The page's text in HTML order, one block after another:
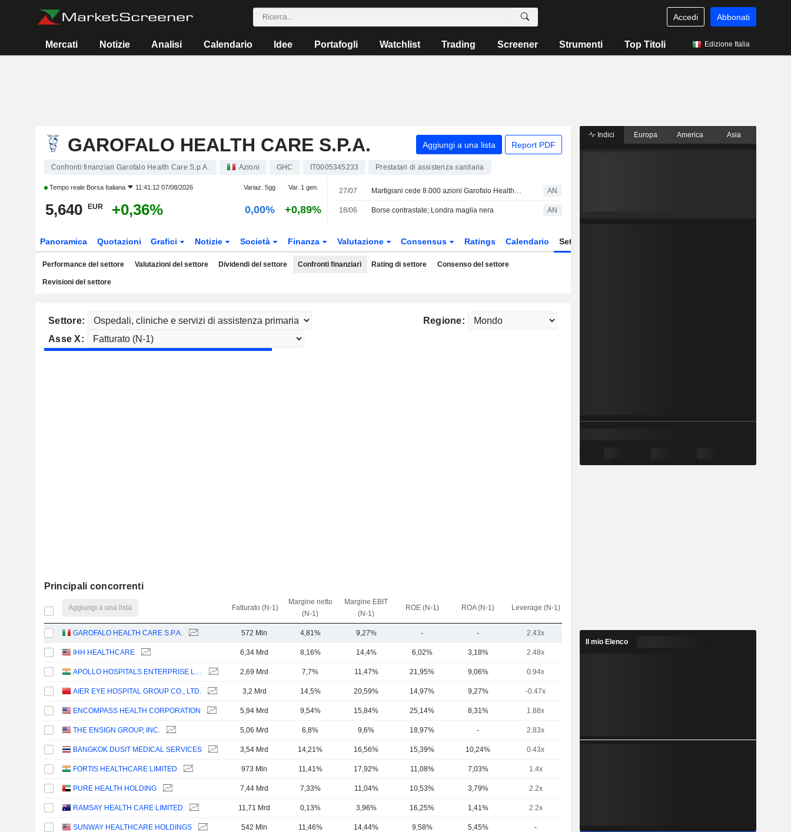
Accedi Abbonati
Mercati Notizie Analisi Calendario Idee Portafogli Watchlist Trading Screener Strumenti Top Titoli Edizione Italia
GAROFALO HEALTH CARE S.P.A. Aggiungi a una lista Report PDF
Confronti finanziari Garofalo Health Care S.p.A. Azioni GHC IT0005345233 Prestatari di assistenza sanitaria
Tempo reale Borsa Italiana 11:41:12 07/08/2026 Variaz. 5gg Var. 1 gen.
5,640 EUR +0,36% 0,00% +0,89%
27/07 Martigiani cede 8.000 azioni Garofalo Health Care AN
18/06 Borse contrastate; Londra maglia nera AN
Panoramica Quotazioni Grafici Notizie Società Finanza Valutazione Consensus Ratings Calendario Settore
Performance del settore Valutazioni del settore Dividendi del settore Confronti finanziari Rating di settore Consenso del settore
Revisioni del settore
Settore:
Regione:
Asse X:
Principali concorrenti
Aggiungi a una lista Fatturato (N-1)
Margine netto
(N-1)
Margine EBIT
(N-1)
ROE (N-1) ROA (N-1) Leverage (N-1)
GAROFALO HEALTH CARE S.P.A. 572 Mln 4,81% 9,27% - - 2.43x
IHH HEALTHCARE 6,34 Mrd 8,16% 14,4% 6,02% 3,18% 2.48x
APOLLO HOSPITALS ENTERPRISE LIMITED 2,69 Mrd 7,7% 11,47% 21,95% 9,06% 0.94x
AIER EYE HOSPITAL GROUP CO., LTD. 3,2 Mrd 14,5% 20,59% 14,97% 9,27% -0.47x
ENCOMPASS HEALTH CORPORATION 5,94 Mrd 9,54% 15,84% 25,14% 8,31% 1.88x
THE ENSIGN GROUP, INC. 5,06 Mrd 6,8% 9,6% 18,97% - 2.83x
BANGKOK DUSIT MEDICAL SERVICES 3,54 Mrd 14,21% 16,56% 15,39% 10,24% 0.43x
FORTIS HEALTHCARE LIMITED 973 Mln 11,41% 17,92% 11,08% 7,03% 1.4x
PURE HEALTH HOLDING 7,44 Mrd 7,33% 11,04% 10,53% 3,79% 2.2x
RAMSAY HEALTH CARE LIMITED 11,71 Mrd 0,13% 3,96% 16,25% 1,41% 2.2x
SUNWAY HEALTHCARE HOLDINGS 542 Mln 11,46% 14,44% 9,58% 5,45% -
Indici Europa America Asia
Il mio Elenco